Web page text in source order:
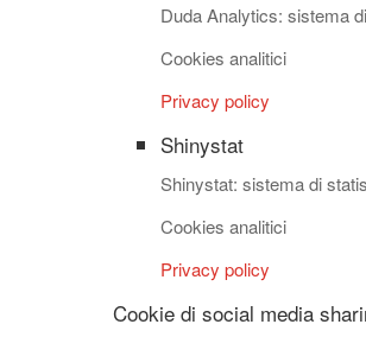
Duda Analytics: sistema
Cookies analitici
Privacy policy
Shinystat
Shinystat: sistema di
Cookies analitici
Privacy policy
Cookie di social media